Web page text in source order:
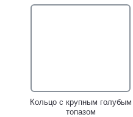
Кольцо c крупным голубым
топазом